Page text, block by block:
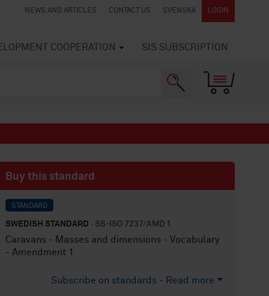
NEWS AND ARTICLES CONTACT US SVENSKA LOGIN
COOPERATION SIS SUBSCRIPTION
Buy this standard
STANDARD
SWEDISH STANDARD · SS-ISO 7237/AMD 1
Caravans - Masses and dimensions - Vocabulary
- Amendment 1
Subscribe on standards - Read more